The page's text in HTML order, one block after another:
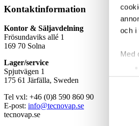
och i
Med
Ta
Kontaktinformation
Kontor & Säljavdelning
Frösundaviks allé 1
169 70 Solna
Lager/service
Spjutvägen 1
175 61 Järfälla, Sweden
Tel vxl: +46 (0)8 590 860 90
E-post: info@tecnovap.se
tecnovap.se